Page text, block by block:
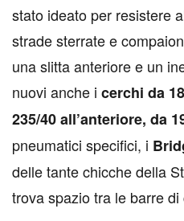
stato ideato per resistere
strade sterrate e
una slitta anteriore e un
nuovi anche i cerchi da
235/40 all’anteriore, da
pneumatici specifici, i
delle tante chicche della
trova spazio tra le barre